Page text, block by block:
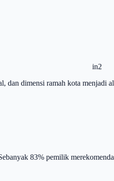
in2
dan dimensi ramah kota
83% pemilik